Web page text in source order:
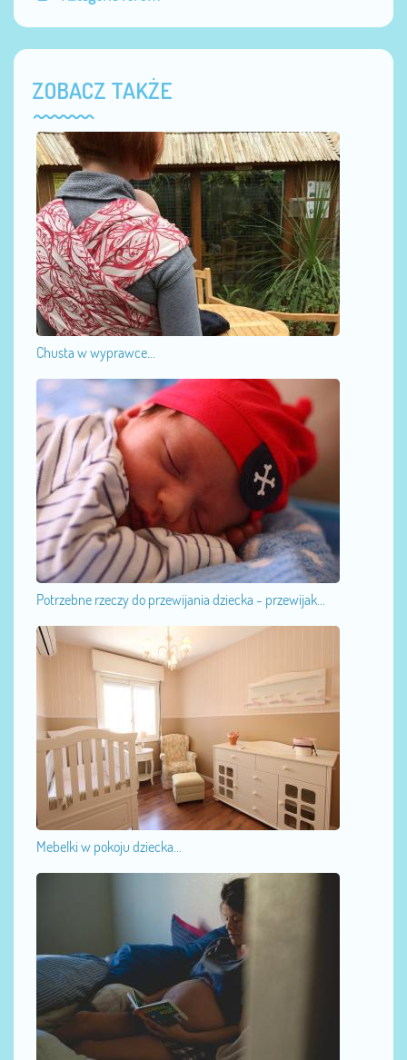
ZOBACZ TAKŻE
Chusta w wyprawce...
Potrzebne rzeczy do przewijania dziecka - przewijak...
Mebelki w pokoju dziecka...